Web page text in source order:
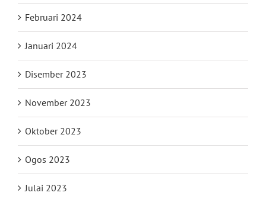
Februari 2024
Januari 2024
Disember 2023
November 2023
Oktober 2023
Ogos 2023
Julai 2023